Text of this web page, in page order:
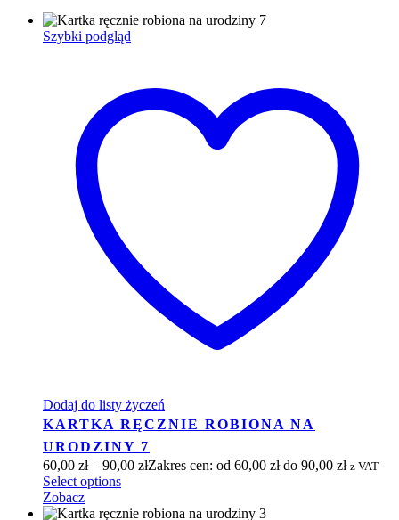
Szybki podgląd
Dodaj do listy życzeń
KARTKA RĘCZNIE ROBIONA NA
URODZINY 7
60,00 zł – 90,00 złZakres cen: od 60,00 zł do 90,00 zł z VAT
Select options
Zobacz